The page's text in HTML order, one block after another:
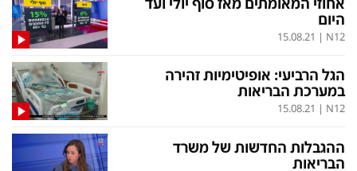
תנאי שימוש
הסדרי נגישות
N12
|
במערכת הבריאות
N12
|
15.08.21
הבריאות
N12
|
15.08.21